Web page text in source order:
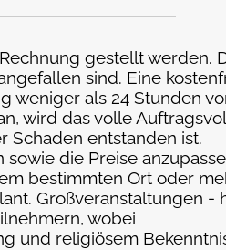
gestellt werden.
sind. Eine
weniger als 24 Stunden
wird das volle
Schaden entstanden ist.
die Preise
bestimmten Ort oder
Großveranstaltungen -
wobei
und religiösem